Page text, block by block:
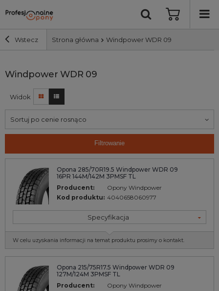
Wstecz Strona główna Windpower WDR 09
Szerokość i profil
Średnica
Producent
Nośność
Windpower WDR 09
Widok
Sortuj po cenie rosnąco
Filtrowanie
Opona 285/70R19.5 Windpower WDR 09
16PR 144M/142M 3PMSF TL
Producent:
Opony Windpower
Kod produktu: 4040658060977
Specyfikacja
W celu uzyskania informacji na temat produktu prosimy o kontakt.
Opona 215/75R17.5 Windpower WDR 09
127M/124M 3PMSF TL
Producent:
Opony Windpower